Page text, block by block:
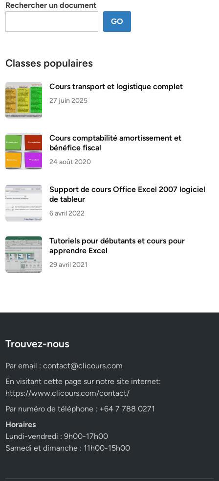
Rechercher un document
GO
Classes populaires
Cours transport et logistique complet
27 juin 2025
Cours comptabilité amortissement et
bénéfice fiscal
24 août 2020
Support de cours Office Excel 2007 logiciel
de tableur
6 avril 2022
Tutoriels pour débutants et cours pour
apprendre Excel
29 avril 2021
Trouvez-nous
Par email :contact@clicours.com
En visitant cette page sur notre site internet:
https://www.clicours.com/contact/
Par numéro de téléphone : +64 7 788 0271
Horaires
Lundi-vendredi : 9h00-17h00
Samedi et dimanche : 11h00-15h00